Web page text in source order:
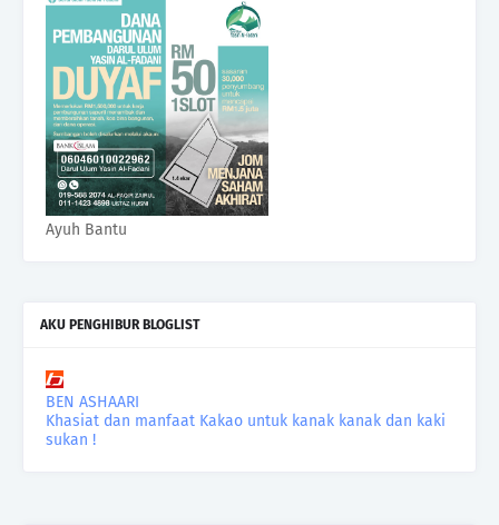
Ayuh Bantu
AKU PENGHIBUR BLOGLIST
BEN ASHAARI
Khasiat dan manfaat Kakao untuk kanak kanak dan kaki
sukan !